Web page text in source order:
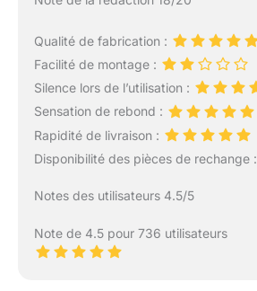
Qualité de fabrication :
Facilité de montage :
Silence lors de l’utilisation :
Sensation de rebond :
Rapidité de livraison :
Disponibilité des pièces de rechange :
Notes des utilisateurs 4.5/5
Note de 4.5 pour 736 utilisateurs